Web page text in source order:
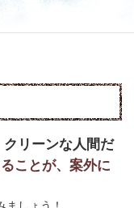
クリーンな人間だ
ことが、案外に
しょう！